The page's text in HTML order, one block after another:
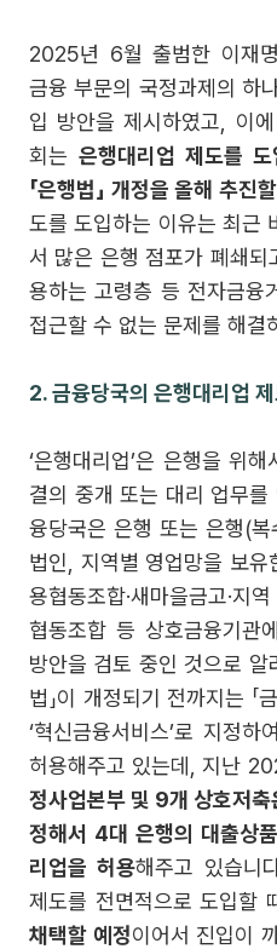
2025년 6월 출범한 이재
금융 부문의 국정과제의 하
입 방안을 제시하였고, 이
회는 은행대리업 제도를
「은행법」 개정을 올해 추진
도를 도입하는 이유는 최근
서 많은 은행 점포가 폐쇄되
용하는 고령층 등 전자금융
접근할 수 없는 문제를 해결
2. 금융당국의 은행대리업
‘은행대리업’은 은행을 위
결의 중개 또는 대리 업무
융당국은 은행 또는 은행(
법인, 지역별 영업망을 보
용협동조합·새마을금고·지
협동조합 등 상호금융기관
방안을 검토 중인 것으로 알
법」이 개정되기 전까지는 「
‘혁신금융서비스’로 지정
허용해주고 있는데, 지난
정사업본부 및 9개 상호저축
정해서 4대 은행의 대출상
리업을 허용해주고 있습니
제도를 전면적으로 도입할
채택할 예정이어서 진입이